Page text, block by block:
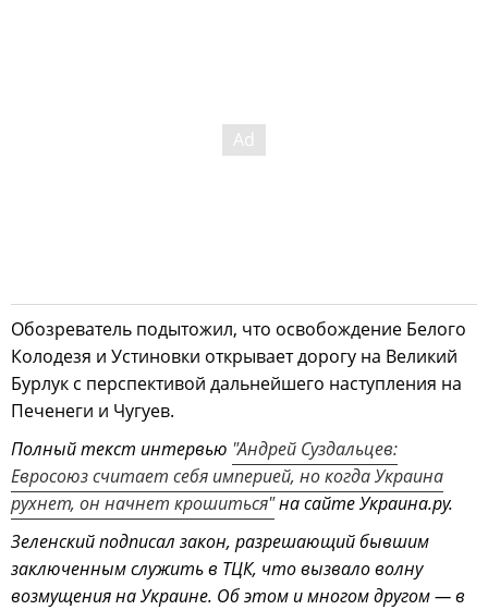
Обозреватель подытожил, что освобождение Белого
Колодезя и Устиновки открывает дорогу на Великий
Бурлук с перспективой дальнейшего наступления на
Печенеги и Чугуев.
Полный текст интервью "Андрей Суздальцев:
Евросоюз считает себя империей, но когда Украина
рухнет, он начнет крошиться"на сайте Украина.ру.
Зеленский подписал закон, разрешающий бывшим
заключенным служить в ТЦК, что вызвало волну
возмущения на Украине. Об этом и многом другом — в